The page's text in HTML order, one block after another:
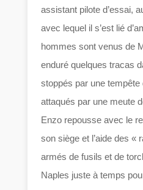
assistant pilote d’essai,
avec lequel il s’est lié
hommes sont venus de
enduré quelques tracas
stoppés par une tempête
attaqués par une meute
Enzo repousse avec le
son siège et l’aide des «
armés de fusils et de
Naples juste à temps